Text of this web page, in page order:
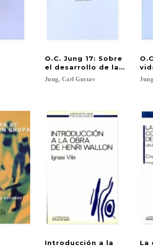
O.C. Jung 17: Sobre
el desarrollo de la
Jung, Carl Gustav
Introducción a la
La